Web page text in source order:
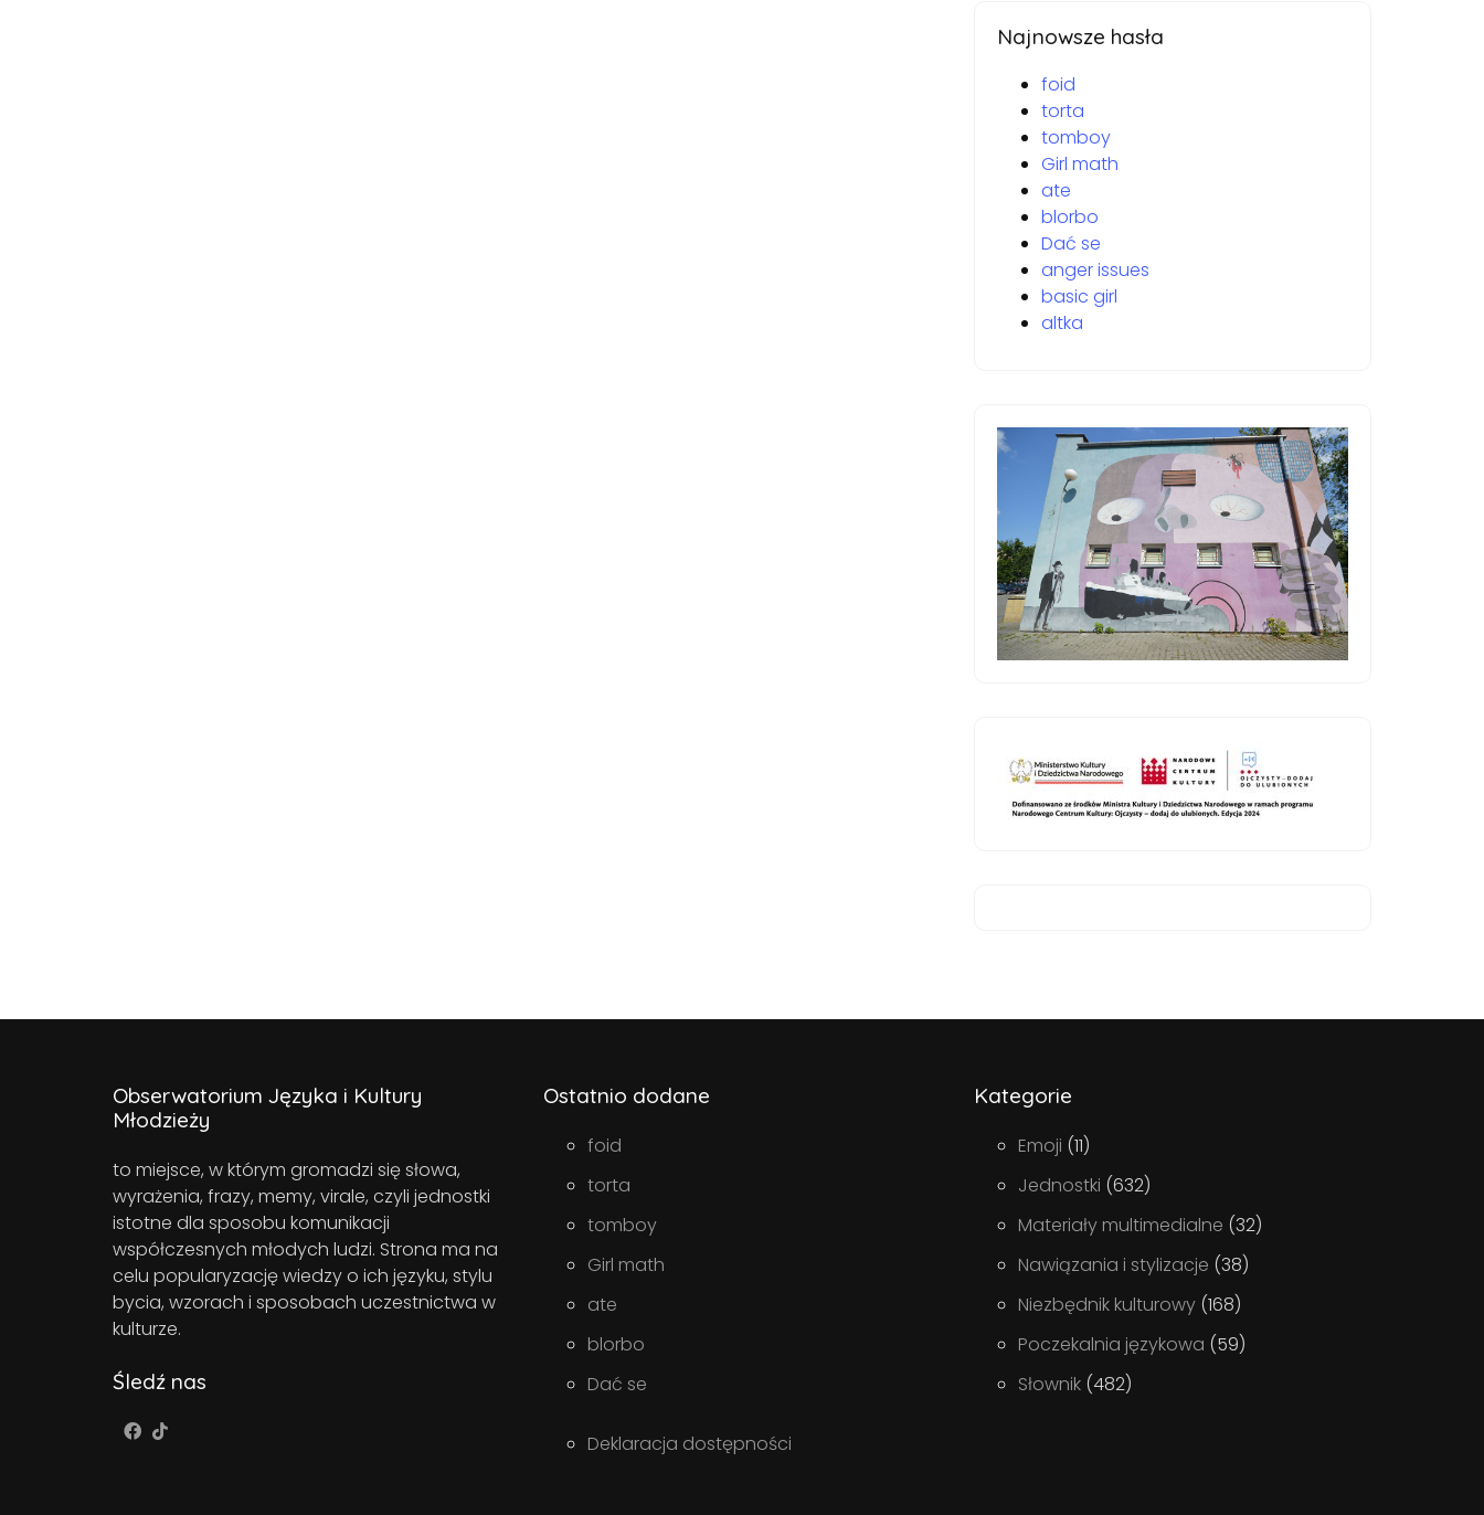
Najnowsze hasła
foid
torta
tomboy
Girl math
ate
blorbo
Dać se
anger issues
basic girl
altka
Obserwatorium Języka i Kultury
Młodzieży
to miejsce, w którym gromadzi się słowa,
wyrażenia, frazy, memy, virale, czyli jednostki
istotne dla sposobu komunikacji
współczesnych młodych ludzi. Strona ma na
celu popularyzację wiedzy o ich języku, stylu
bycia, wzorach i sposobach uczestnictwa w
kulturze.
Śledź nas
Ostatnio dodane
foid
torta
tomboy
Girl math
ate
blorbo
Dać se
Deklaracja dostępności
Kategorie
Emoji (11)
Jednostki (632)
Materiały multimedialne (32)
Nawiązania i stylizacje (38)
Niezbędnik kulturowy (168)
Poczekalnia językowa (59)
Słownik (482)